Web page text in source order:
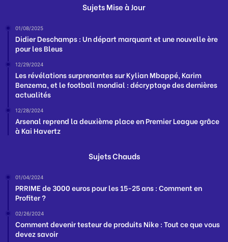
Sujets Mise à Jour
01/08/2025
Didier Deschamps : Un départ marquant et une nouvelle ère
pour les Bleus
12/29/2024
Les révélations surprenantes sur Kylian Mbappé, Karim
Benzema, et le football mondial : décryptage des dernières
actualités
12/28/2024
Arsenal reprend la deuxième place en Premier League grâce
à Kai Havertz
Sujets Chauds
01/04/2024
PRRIME de 3000 euros pour les 15-25 ans : Comment en
Profiter ?
02/26/2024
Comment devenir testeur de produits Nike : Tout ce que vous
devez savoir